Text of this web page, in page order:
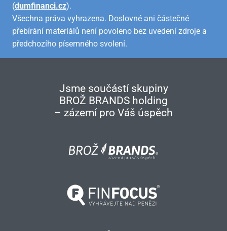
(dumfinanci.cz).
Všechna práva vyhrazena. Doslovné ani částečné
přebírání materiálů není povoleno bez uvedení zdroje a
předchozího písemného svolení.
Jsme součástí skupiny
BROŽ BRANDS holding
– zázemí pro Váš úspěch